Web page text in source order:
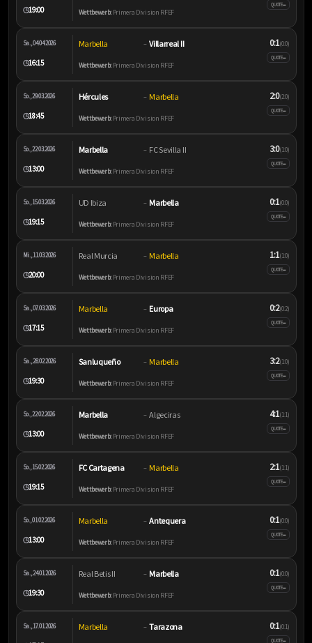
🕒19:00 Wettbewerb:Primera Division RFEF
QUOTE–
Sa., 04.04.2026
🕒16:15
Marbella – Villarreal II
Wettbewerb:Primera Division RFEF
0:1(0:0)
QUOTE–
So., 29.03.2026
🕒18:45
Hércules – Marbella
Wettbewerb:Primera Division RFEF
2:0(2:0)
QUOTE–
So., 22.03.2026
🕒13:00
Marbella – FC Sevilla II
Wettbewerb:Primera Division RFEF
3:0(1:0)
QUOTE–
So., 15.03.2026
🕒19:15
UD Ibiza – Marbella
Wettbewerb:Primera Division RFEF
0:1(0:0)
QUOTE–
Mi., 11.03.2026
🕒20:00
Real Murcia – Marbella
Wettbewerb:Primera Division RFEF
1:1(1:0)
QUOTE–
Sa., 07.03.2026
🕒17:15
Marbella – Europa
Wettbewerb:Primera Division RFEF
0:2(0:2)
QUOTE–
Sa., 28.02.2026
🕒19:30
Sanluqueño – Marbella
Wettbewerb:Primera Division RFEF
3:2(1:0)
QUOTE–
So., 22.02.2026
🕒13:00
Marbella – Algeciras
Wettbewerb:Primera Division RFEF
4:1(1:1)
QUOTE–
So., 15.02.2026
🕒19:15
FC Cartagena – Marbella
Wettbewerb:Primera Division RFEF
2:1(1:1)
QUOTE–
So., 01.02.2026
🕒13:00
Marbella – Antequera
Wettbewerb:Primera Division RFEF
0:1(0:0)
QUOTE–
Sa., 24.01.2026
🕒19:30
Real Betis II – Marbella
Wettbewerb:Primera Division RFEF
0:1(0:0)
QUOTE–
Sa., 17.01.2026 Marbella – Tarazona 0:1(0:1)
QUOTE–